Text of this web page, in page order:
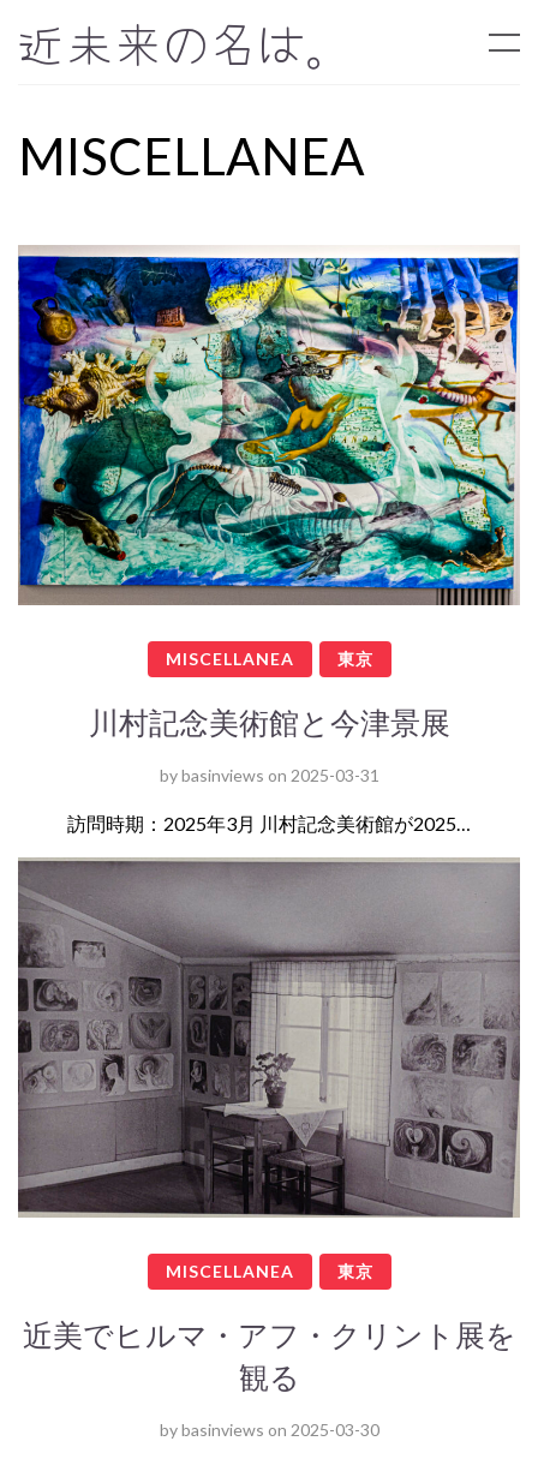
近未来の名は。
MISCELLANEA
MISCELLANEA 東京
川村記念美術館と今津景展
bybasinviews on 2025-03-31
訪問時期：2025年3月 川村記念美術館が2025…
MISCELLANEA 東京
近美でヒルマ・アフ・クリント展を
観る
bybasinviews on 2025-03-30